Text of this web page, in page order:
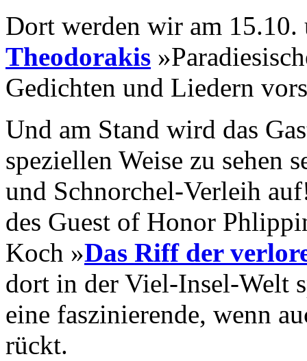
Dort werden wir am
Theodorakis
Gedichten und Liedern
Und am Stand wird das
speziellen Weise zu sehen
und Schnorchel-Verleih
des Guest of Honor
Koch »Das Riff der
dort in der Viel-Insel-Welt
eine faszinierende, wenn
rückt.